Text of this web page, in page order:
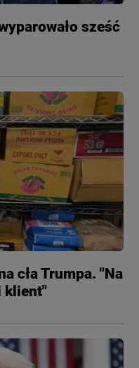
sześć
cła Trumpa. "Na
klient"